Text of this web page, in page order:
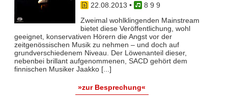
22.08.2013 •
8 9 9
Zweimal wohlklingenden Mainstream
bietet diese Veröffentlichung, wohl
geeignet, konservativen Hörern die Angst vor der
zeitgenössischen Musik zu nehmen – und doch auf
grundverschiedenem Niveau. Der Löwenanteil dieser,
nebenbei brillant aufgenommenen, SACD gehört dem
finnischen Musiker Jaakko [...]
»zur Besprechung«